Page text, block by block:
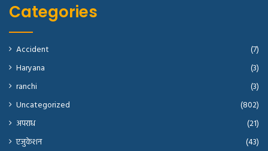
Categories
Accident
(7)
Haryana
(3)
ranchi
(3)
Uncategorized
(802)
अपराध
(21)
एजुकेशन
(43)